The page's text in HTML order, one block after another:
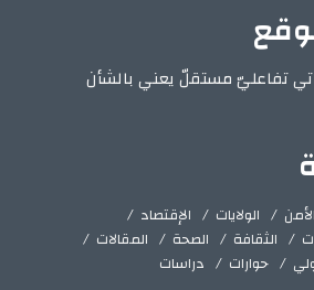
تفاعليّ مستقلّ يعني بالشأن
الأمن الولايات
الإقتصاد
الثقافة الصحة
المقالات
حوارات دراسات